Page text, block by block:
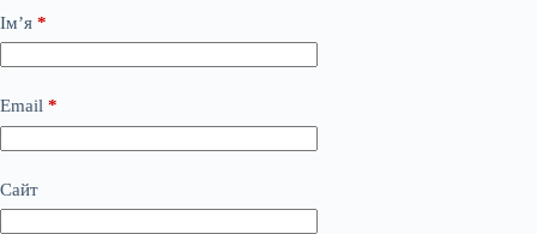
Ім’я *
Email *
Сайт